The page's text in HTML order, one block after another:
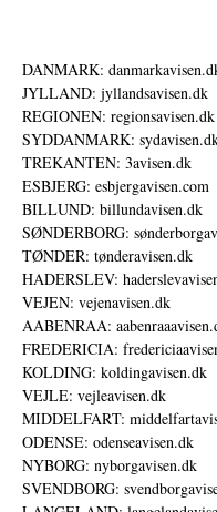
DANMARK:
JYLLAND: jyllandsavisen.dk
REGIONEN: regionsavisen.dk
SYDDANMARK:
TREKANTEN: 3avisen.dk
ESBJERG: esbjergavisen.com
BILLUND: billundavisen.dk
SØNDERBORG:
TØNDER: tønderavisen.dk
HADERSLEV:
VEJEN: vejenavisen.dk
AABENRAA:
FREDERICIA:
KOLDING: koldingavisen.dk
VEJLE: vejleavisen.dk
MIDDELFART:
ODENSE: odenseavisen.dk
NYBORG: nyborgavisen.dk
SVENDBORG: